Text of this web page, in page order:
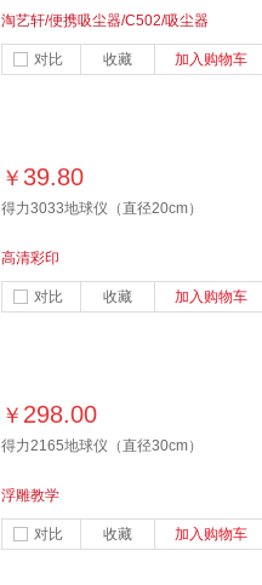
淘艺轩/便携吸尘器/C502/吸尘器
对比 收藏 加入购物车
￥ 39.80
得力3033地球仪（直径20cm）
高清彩印
对比 收藏 加入购物车
￥ 298.00
得力2165地球仪（直径30cm）
浮雕教学
对比 收藏 加入购物车